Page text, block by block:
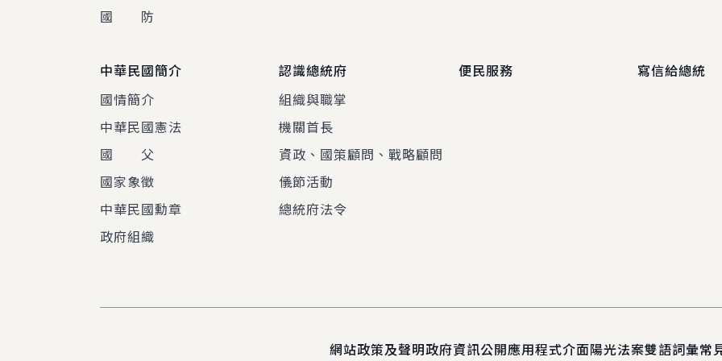
國 防
中華民國簡介
國情簡介
中華民國憲法
國 父
國家象徵
中華民國勳章
政府組織
認識總統府
組織與職掌
機關首長
資政、國策顧問、戰略顧問
儀節活動
總統府法令
便民服務 寫信給總統
網站政策及聲明政府資訊公開應用程式介面陽光法案雙語詞彙常